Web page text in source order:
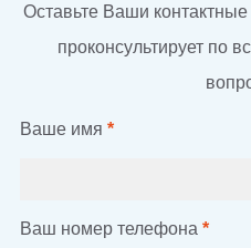
Оставьте Ваши
проконсультирует по
Ваше имя *
Ваш номер телефона *